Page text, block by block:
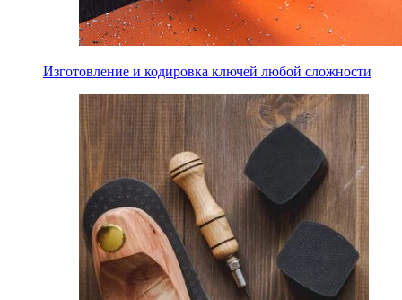
Изготовление и кодировка ключей любой сложности